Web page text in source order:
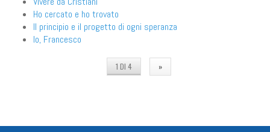
Ho cercato e ho trovato
Il principio e il progetto di ogni speranza
Io, Francesco
1 DI 4 »